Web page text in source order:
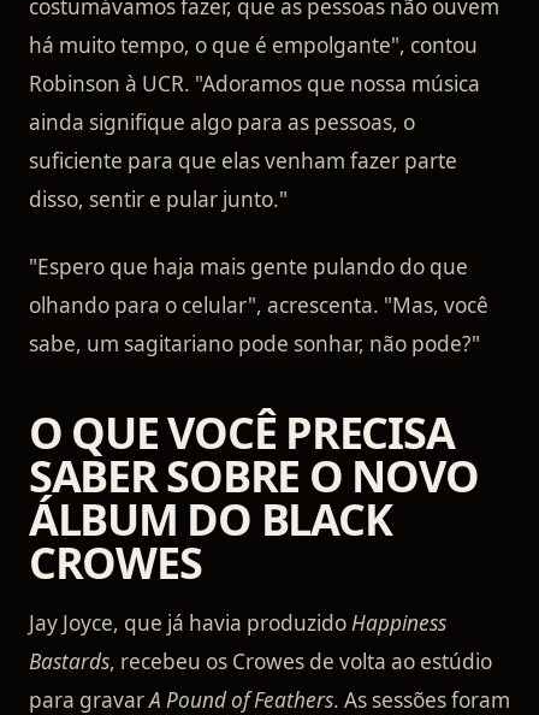
costumávamos fazer, que as pessoas não ouvem
há muito tempo, o que é empolgante", contou
Robinson à UCR. "Adoramos que nossa música
ainda signifique algo para as pessoas, o
suficiente para que elas venham fazer parte
disso, sentir e pular junto."
"Espero que haja mais gente pulando do que
olhando para o celular", acrescenta. "Mas, você
sabe, um sagitariano pode sonhar, não pode?"
O QUE VOCÊ PRECISA
SABER SOBRE O NOVO
ÁLBUM DO BLACK
CROWES
Jay Joyce, que já havia produzidoHappiness
Bastards, recebeu os Crowes de volta ao estúdio
para gravarA Pound of Feathers. As sessões foram